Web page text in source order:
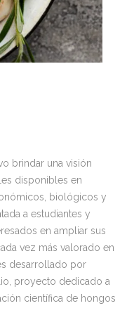
brindar una visión
disponibles en
biológicos y
a estudiantes y
en ampliar sus
vez más valorado en
desarrollado por
proyecto dedicado a
científica de hongos